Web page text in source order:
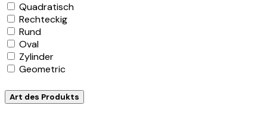
Quadratisch
Rechteckig
Rund
Oval
Zylinder
Geometric
Art des Produkts